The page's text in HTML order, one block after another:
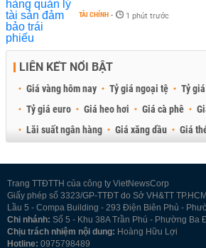
TÀI CHÍNH - 1 phút trước
LIÊN KẾT NỔI BẬT
Giá vàng hôm nay Tỷ giá ngoại tệ Tỷ
Tỷ giá euro
Giá heo hơi Giá cà phê
Lãi suất ngân hàng
Giá xăng dầu
Giá
Trang TTĐTTH của công ty VietNewsCorp
Giấy phép số 3323/GP-TTĐT do Sở VH&TT
Lầu 5 - Compa Building - 293 Điện Biên Phủ -
Chi nhánh: Số 5 - Khu 38A Trần Phú - Phường Ba
Chịu trách nhiệm nội dung: Hoàng Hữu Lợi
Hotline: 0975798489